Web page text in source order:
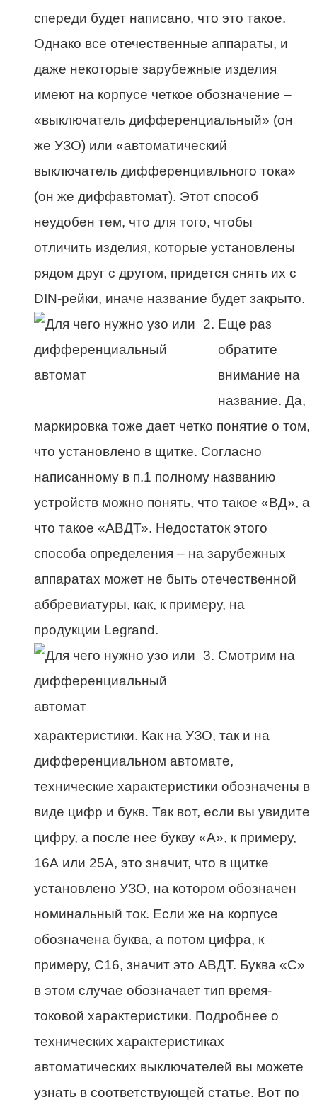
спереди будет написано, что это такое.
Однако все отечественные аппараты, и
даже некоторые зарубежные изделия
имеют на корпусе четкое обозначение –
«выключатель дифференциальный» (он
же УЗО) или «автоматический
выключатель дифференциального тока»
(он же диффавтомат). Этот способ
неудобен тем, что для того, чтобы
отличить изделия, которые установлены
рядом друг с другом, придется снять их с
DIN-рейки, иначе название будет закрыто.
Еще раз
обратите
внимание на
название. Да,
маркировка тоже дает четко понятие о том,
что установлено в щитке. Согласно
написанному в п.1 полному названию
устройств можно понять, что такое «ВД», а
что такое «АВДТ». Недостаток этого
способа определения – на зарубежных
аппаратах может не быть отечественной
аббревиатуры, как, к примеру, на
продукции Legrand.
Смотрим на
характеристики. Как на УЗО, так и на
дифференциальном автомате,
технические характеристики обозначены в
виде цифр и букв. Так вот, если вы увидите
цифру, а после нее букву «А», к примеру,
16А или 25А, это значит, что в щитке
установлено УЗО, на котором обозначен
номинальный ток. Если же на корпусе
обозначена буква, а потом цифра, к
примеру, C16, значит это АВДТ. Буква «С»
в этом случае обозначает тип время-
токовой характеристики. Подробнее о
технических характеристиках
автоматических выключателей вы можете
узнать в соответствующей статье. Вот по